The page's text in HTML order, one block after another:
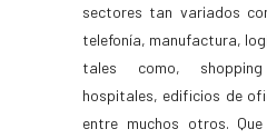
sectores tan variados
telefonía, manufactura,
tales como,
hospitales, edificios de
entre muchos otros.